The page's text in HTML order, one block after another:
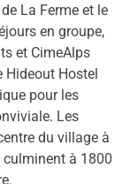
La Ferme et le
en groupe,
et CimeAlps
Hostel
pour les
Les
du village à
culminent à 1800